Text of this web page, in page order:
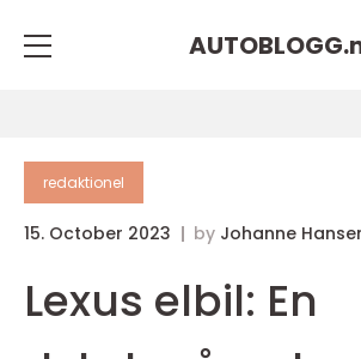
AUTOBLOGG.
redaktionel
15. October 2023 by Johanne
Lexus elbil: En